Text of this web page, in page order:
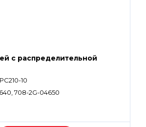
c распределительной
10
708-2G-04650